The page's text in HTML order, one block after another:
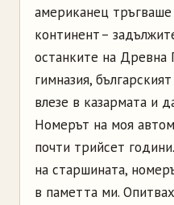
американец
континент –
останките на
гимназия,
влезе в казармата и
Номерът на моя
почти трийсет
на старшината,
в паметта ми.